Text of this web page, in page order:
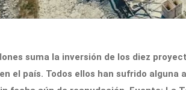
suma la inversión de los diez
el país. Todos ellos han sufrido alguna